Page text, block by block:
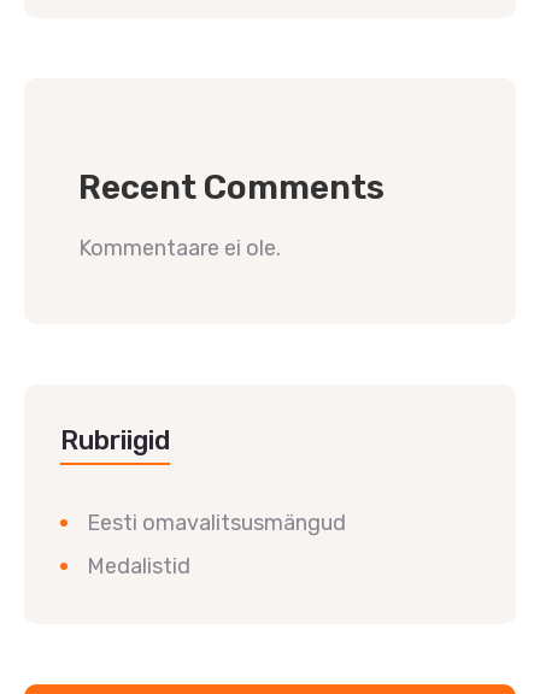
Recent Comments
Kommentaare ei ole.
Rubriigid
Eesti omavalitsusmängud
Medalistid